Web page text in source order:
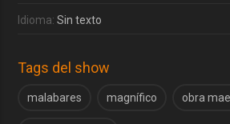
Idioma:Sin texto
Tags del show
malabares magnífico obra